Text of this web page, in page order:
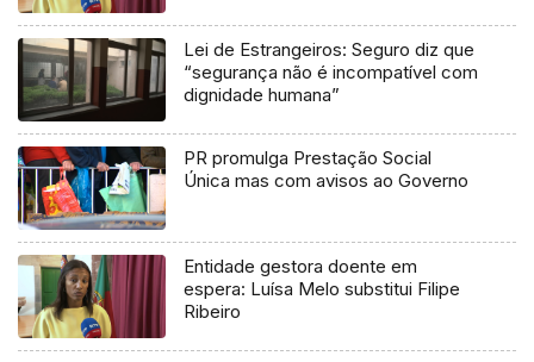
Lei de Estrangeiros: Seguro diz que
“segurança não é incompatível com
dignidade humana”
PR promulga Prestação Social
Única mas com avisos ao Governo
Entidade gestora doente em
espera: Luísa Melo substitui Filipe
Ribeiro